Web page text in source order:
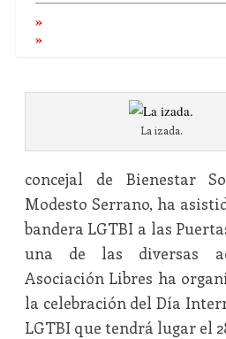
La izada.
concejal de Bienestar
Modesto Serrano, ha
bandera LGTBI a las
una de las diversas
Asociación Libres ha
la celebración del Día
LGTBI que tendrá lugar el